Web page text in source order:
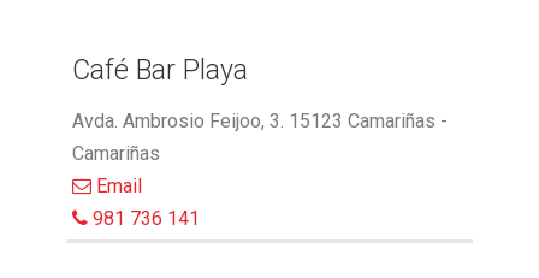
Café Bar Playa
Avda. Ambrosio Feijoo, 3. 15123 Camariñas -
Camariñas
Email
981 736 141